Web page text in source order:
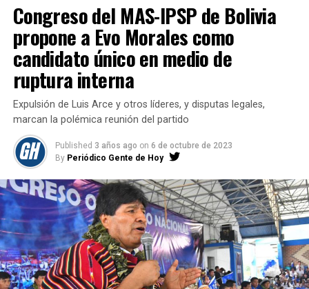
Congreso del MAS-IPSP de Bolivia
propone a Evo Morales como
candidato único en medio de
ruptura interna
Expulsión de Luis Arce y otros líderes, y disputas legales,
marcan la polémica reunión del partido
Published 3 años ago on 6 de octubre de 2023
By Periódico Gente de Hoy